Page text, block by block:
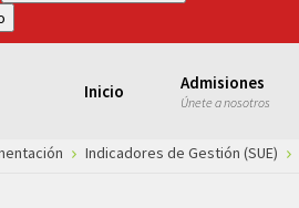
Inicio Admisiones
Únete a nosotros
Indicadores de Gestión (SUE)